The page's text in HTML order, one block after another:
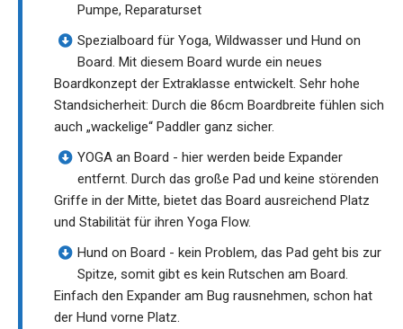
Pumpe, Reparaturset
Spezialboard für Yoga, Wildwasser und Hund on
Board. Mit diesem Board wurde ein neues
Boardkonzept der Extraklasse entwickelt. Sehr hohe
Standsicherheit: Durch die 86cm Boardbreite fühlen sich
auch „wackelige“ Paddler ganz sicher.
YOGA an Board - hier werden beide Expander
entfernt. Durch das große Pad und keine störenden
Griffe in der Mitte, bietet das Board ausreichend Platz
und Stabilität für ihren Yoga Flow.
Hund on Board - kein Problem, das Pad geht bis zur
Spitze, somit gibt es kein Rutschen am Board.
Einfach den Expander am Bug rausnehmen, schon hat
der Hund vorne Platz.